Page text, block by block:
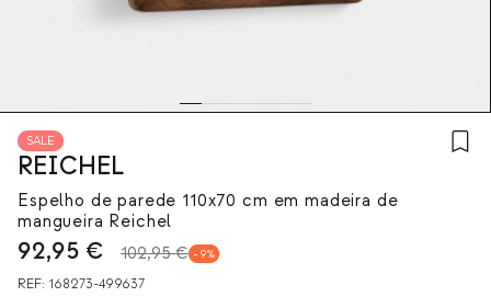
SALE
REICHEL
Espelho de parede 110x70 cm em madeira de
mangueira Reichel
92,95 € 102,95 € 9
REF: 168273-499637